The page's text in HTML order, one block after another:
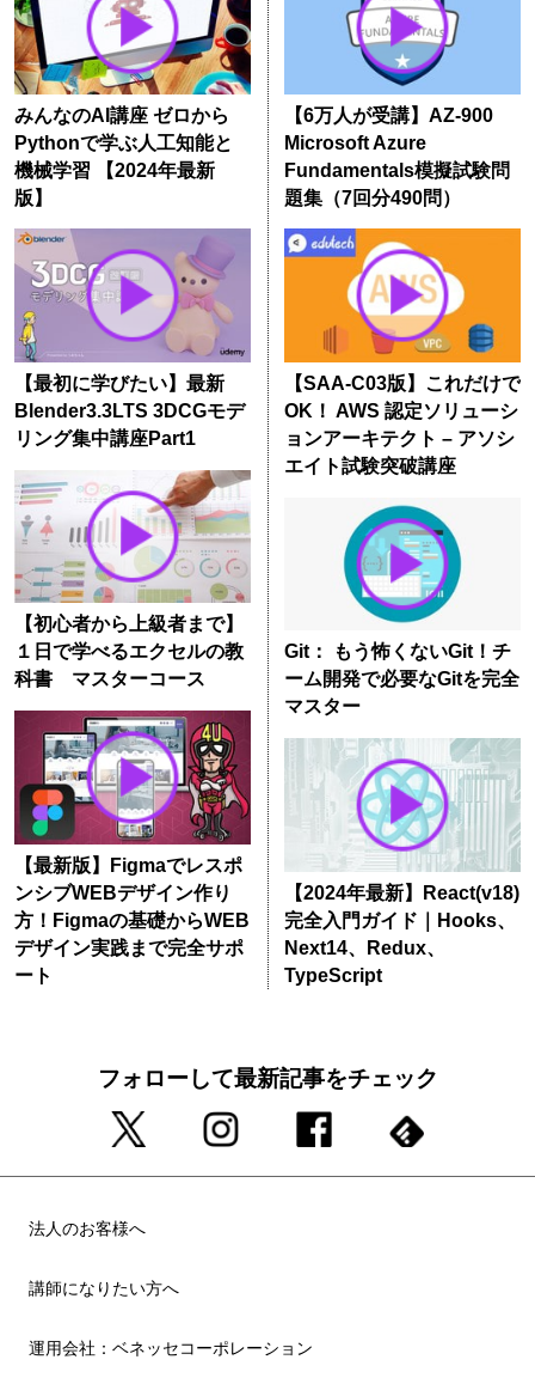
みんなのAI講座 ゼロから
Pythonで学ぶ人工知能と
機械学習 【2024年最新
版】
【最初に学びたい】最新
Blender3.3LTS 3DCGモデ
リング集中講座Part1
【初心者から上級者まで】
１日で学べるエクセルの教
科書 マスターコース
【最新版】Figmaでレスポ
ンシブWEBデザイン作り
方！Figmaの基礎からWEB
デザイン実践まで完全サポ
ート
【6万人が受講】AZ-900
Microsoft Azure
Fundamentals模擬試験問
題集（7回分490問）
【SAA-C03版】これだけで
OK！ AWS 認定ソリューシ
ョンアーキテクト – アソシ
エイト試験突破講座
Git： もう怖くないGit！チ
ーム開発で必要なGitを完全
マスター
【2024年最新】React(v18)
完全入門ガイド｜Hooks、
Next14、Redux、
TypeScript
フォローして最新記事をチェック
法人のお客様へ
講師になりたい方へ
運用会社：ベネッセコーポレーション